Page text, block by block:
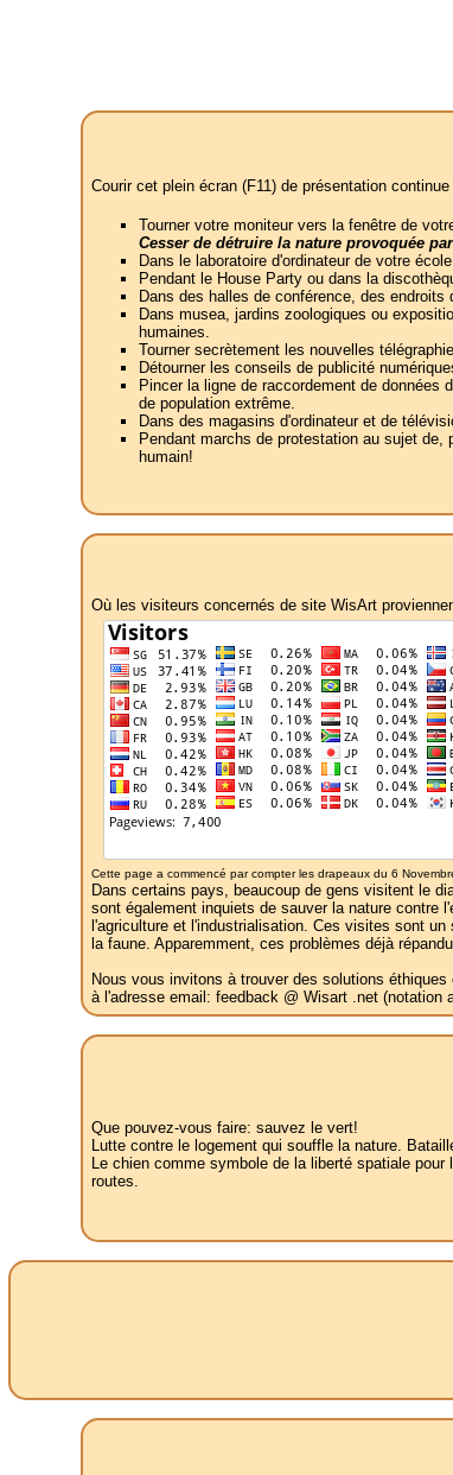
Courir cet plein écran (F11) de présentation
Tourner votre moniteur vers la fenêtre de
Cesser de détruire la nature provoquée
Dans le laboratoire d'ordinateur de votre
Pendant le House Party ou dans la
Dans des halles de conférence, des
Dans musea, jardins zoologiques ou
humaines.
Tourner secrètement les nouvelles
Détourner les conseils de publicité
Pincer la ligne de raccordement de
de population extrême.
Dans des magasins d'ordinateur et de
Pendant marchs de protestation au sujet
humain!
Où les visiteurs concernés de site WisArt
Cette page a commencé par compter les drapeaux du 6
Dans certains pays, beaucoup de gens visitent le
sont également inquiets de sauver la nature contre
l'agriculture et l'industrialisation. Ces visites sont
la faune. Apparemment, ces problèmes déjà
Nous vous invitons à trouver des solutions
à l'adresse email: feedback @ Wisart .net (notation
Que pouvez-vous faire: sauvez le vert!
Lutte contre le logement qui souffle la nature.
Le chien comme symbole de la liberté spatiale
routes.